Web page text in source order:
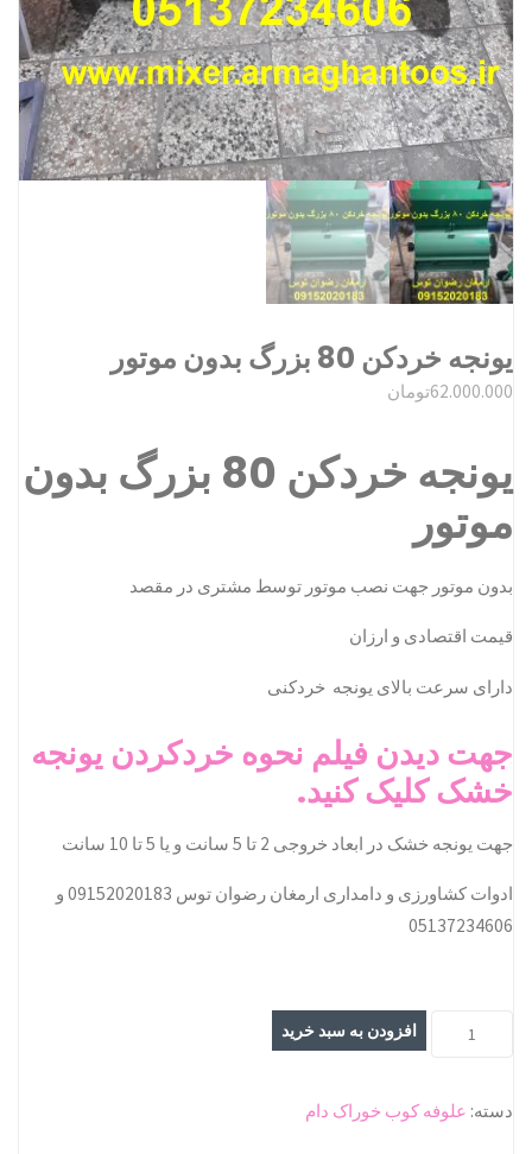
یونجه خردکن 80 بزرگ بدون موتور
62.000.000تومان
یونجه خردکن 80 بزرگ بدون
موتور
بدون موتور جهت نصب موتور توسط مشتری در مقصد
قیمت اقتصادی و ارزان
دارای سرعت بالای یونجه خردکنی
جهت دیدن فیلم نحوه خردکردن یونجه
خشک کلیک کنید.
جهت یونجه خشک در ابعاد خروجی 2 تا 5 سانت و یا 5 تا 10 سانت
ادوات کشاورزی و دامداری ارمغان رضوان توس 09152020183 و
05137234606
بزرگ
افزودن به سبد خرید
دسته: علوفه کوب خوراک دام